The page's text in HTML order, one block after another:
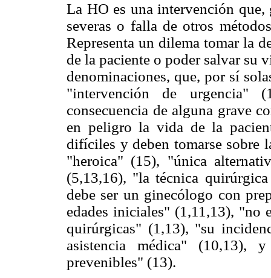
La HO es una intervención que,
severas o falla de otros
Representa un dilema tomar la
de la paciente o poder salvar su
denominaciones, que, por sí
"intervención de urgencia"
consecuencia de alguna grave
en peligro la vida de la
difíciles y deben tomarse sobre
"heroica" (15), "única
(5,13,16), "la técnica
debe ser un ginecólogo con
edades iniciales" (1,11,13), "no
quirúrgicas" (1,13), "su
asistencia médica" (10,13),
prevenibles" (13).